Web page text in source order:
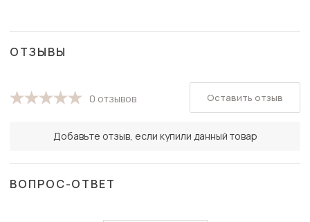
ОТЗЫВЫ
0 отзывов
Добавьте отзыв, если купили данный товар
Оставить отзыв
ВОПРОС-ОТВЕТ